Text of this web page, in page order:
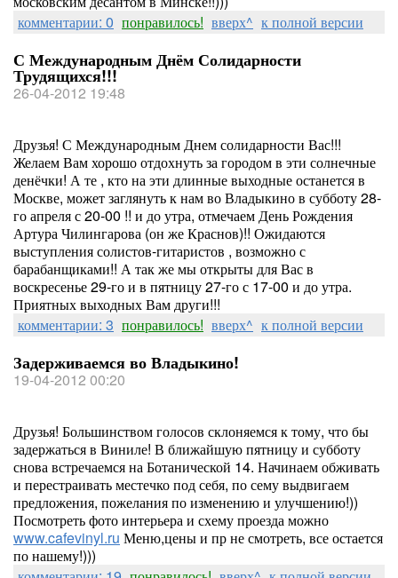
комментарии: 0 понравилось! вверх^ к полной версии
С Международным Днём Солидарности
Трудящихся!!!
26-04-2012 19:48
Друзья! С Международным Днем солидарности Вас!!!
Желаем Вам хорошо отдохнуть за городом в эти солнечные
денёчки! А те , кто на эти длинные выходные останется в
Москве, может заглянуть к нам во Владыкино в субботу 28-
го апреля с 20-00 !! и до утра, отмечаем День Рождения
Артура Чилингарова (он же Краснов)!! Ожидаются
выступления солистов-гитаристов , возможно с
барабанщиками!! А так же мы открыты для Вас в
воскресенье 29-го и в пятницу 27-го с 17-00 и до утра.
Приятных выходных Вам други!!!
комментарии: 3 понравилось! вверх^ к полной версии
Задерживаемся во Владыкино!
19-04-2012 00:20
Друзья! Большинством голосов склоняемся к тому, что бы
задержаться в Виниле! В ближайшую пятницу и субботу
снова встречаемся на Ботанической 14. Начинаем обживать
и перестраивать местечко под себя, по сему выдвигаем
предложения, пожелания по изменению и улучшению!))
Посмотреть фото интерьера и схему проезда можно
www.cafevinyl.ru Меню,цены и пр не смотреть, все остается
по нашему!)))